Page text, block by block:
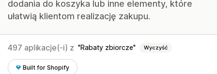
dodania do koszyka lub inne elementy, które
ułatwią klientom realizację zakupu.
497 aplikacje(-i) z Rabaty zbiorcze Wyczyść
Built for Shopify